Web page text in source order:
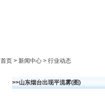
首页 > 新闻中心 > 行业动态
>>山东烟台出现平流雾(图)